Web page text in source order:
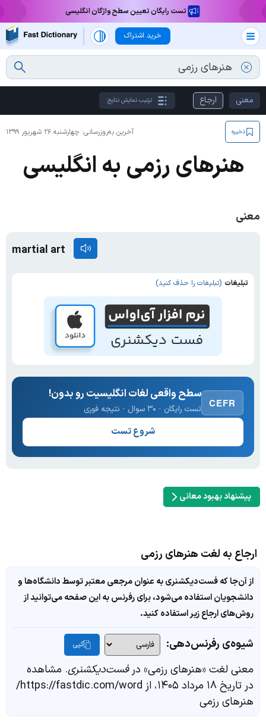
تست رایگان تعیین سطح واژگان انگلیسی
خرید اشتراک
معنی ارجاع ترتیب نمایش نتایج
آخرین به‌روزرسانی: چهارشنبه ۲۶ شهریور ۱۳۹۹ ذخیره
هنرهای رزمی به انگلیسی
معنی
martial art
تبلیغات (تبلیغات را حذف کنید)
CEFR
سطح واقعی لغات انگلیسیت رو بدون!
تست رایگان · ۳۰ سوال · نتیجه فوری
شروع تست
پیشنهاد بهبود معانی
ارجاع به لغت هنرهای رزمی
از آن‌جا که فست‌دیکشنری به عنوان مرجعی معتبر توسط دانشگاه‌ها و
دانشجویان استفاده می‌شود، برای رفرنس به این صفحه می‌توانید از
روش‌های ارجاع زیر استفاده کنید.
شیوه‌ی رفرنس‌دهی: کپی
معنی لغت «هنرهای رزمی» درفست‌دیکشنری. مشاهده
در تاریخ ۱۸ مرداد ۱۴۰۵، از https://fastdic.com/word/
هنرهای رزمی